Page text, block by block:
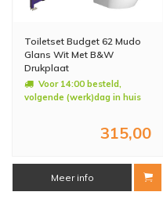
Toiletset Budget 62 Mudo
Glans Wit Met B&W
Drukplaat
Voor 14:00 besteld,
volgende (werk)dag in huis
315,00
Meer info